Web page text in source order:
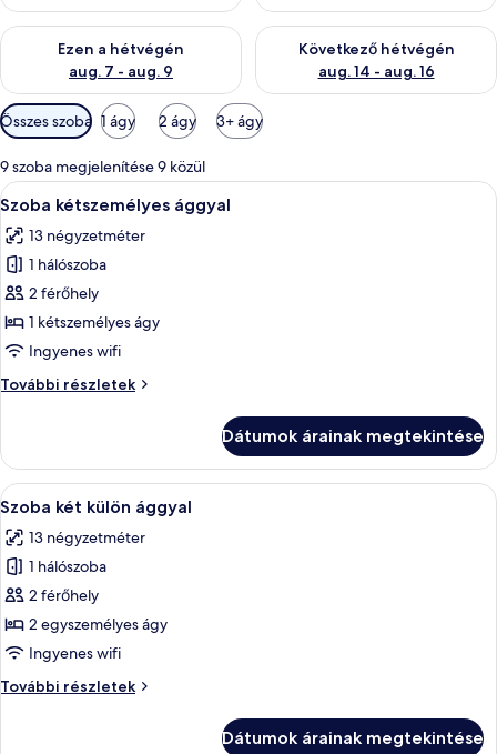
Ezen a hétvégén
aug. 7 - aug. 9
A mostani hétvégi rendelkezésre állás ellenőrzése: aug. 7 -
Következő hétvégén
aug. 14 - aug. 16
A következő hétvégi
Szobákhoz
rendelkezésre
álló
szűrők
Összes szoba 1 ágy 2 ágy 3+ ágy
9 szoba megjelenítése 9 közül
A
következő
szoba
összes
képének
megtekintése:
Szoba
ággyal
Egy szállodai szoba, amelyben egy
16
Szoba kétszemélyes ággyal
13 négyzetméter
1 hálószoba
2 férőhely
1 kétszemélyes ágy
Ingyenes wifi
További részletek
Szoba
részletei
Dátumok árainak megtekintése
A
következő
szoba
összes
képének
megtekintése:
Szoba
külön
Egy szállodai szoba két ággyal,
13
Szoba két külön ággyal
13 négyzetméter
1 hálószoba
2 férőhely
2 egyszemélyes ágy
Ingyenes wifi
További részletek
Szoba
Dátumok árainak megtekintése